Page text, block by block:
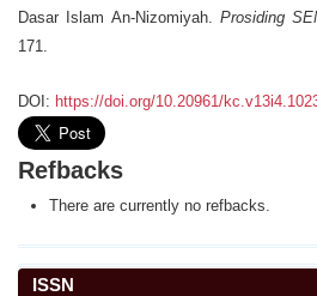
ISSN
Dasar Islam An-Nizomiyah. Prosiding
171.
DOI: https://doi.org/10.20961/
Refbacks
There are currently no refbacks.